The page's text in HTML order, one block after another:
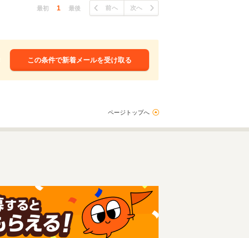
最初 1 最後 前へ 次へ
この条件で新着メールを受け取る
ページトップへ